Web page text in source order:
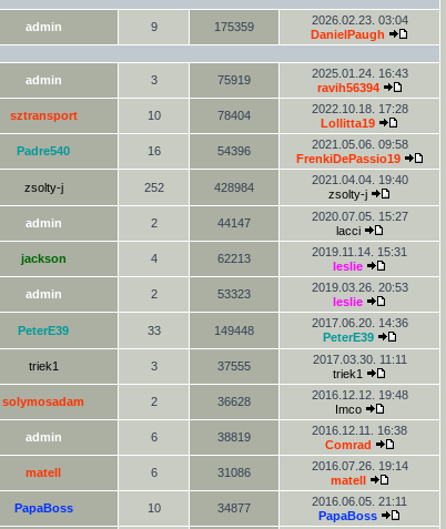
admin 9 175359
2026.02.23. 03:04
DanielPaugh
admin 3 75919
2025.01.24. 16:43
ravih56394
sztransport 10 78404
2022.10.18. 17:28
Lollitta19
Padre540 16 54396
2021.05.06. 09:58
FrenkiDePassio19
zsolty-j 252 428984
2021.04.04. 19:40
zsolty-j
admin 2 44147
2020.07.05. 15:27
lacci
jackson 4 62213
2019.11.14. 15:31
leslie
admin 2 53323
2019.03.26. 20:53
leslie
PeterE39 33 149448
2017.06.20. 14:36
PeterE39
triek1 3 37555
2017.03.30. 11:11
triek1
solymosadam 2 36628
2016.12.12. 19:48
Imco
admin 6 38819
2016.12.11. 16:38
Comrad
matell 6 31086
2016.07.26. 19:14
matell
PapaBoss 10 34877
2016.06.05. 21:11
PapaBoss